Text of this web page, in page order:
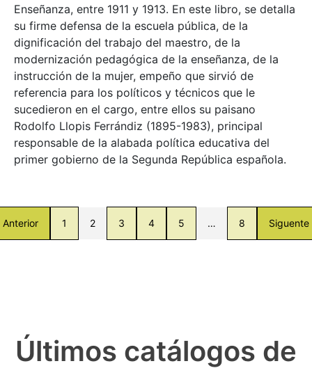
Enseñanza, entre 1911 y 1913. En este libro, se detalla
su firme defensa de la escuela pública, de la
dignificación del trabajo del maestro, de la
modernización pedagógica de la enseñanza, de la
instrucción de la mujer, empeño que sirvió de
referencia para los políticos y técnicos que le
sucedieron en el cargo, entre ellos su paisano
Rodolfo Llopis Ferrándiz (1895-1983), principal
responsable de la alabada política educativa del
primer gobierno de la Segunda República española.
Anterior 1 2 3 4 5 … 8 Siguente
Últimos catálogos de